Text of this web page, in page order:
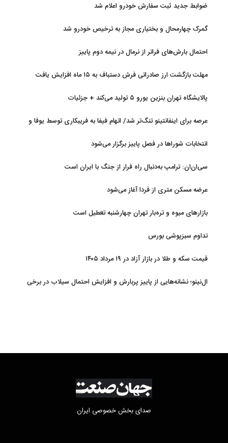
ضوابط جدید ثبت سفارش خودرو اعلام شد
گمرک چهارمحال و بختیاری مجاز به ترخیص خودرو شد
احتمال بارش‌های فراتر از نرمال در نیمه دوم پاییز
مهلت بازگشت ارز صادراتی فرش دستباف به ۱۵ ماه افزایش یافت
پالایشگاه تهران بنزین یورو ۵ تولید می‌کند + جزئیات
عرصه برای اینفانتینو تنگ‌تر شد/ اتهام فیفا به فریبکاری توسط یوفا و
انتخابات شوراها در فصل پاییز برگزار می‌شود
سی‌ان‌ان: ترامپ به‌دنبال راه فرار از جنگ با ایران است
عرضه مسکن متری از فردا آغاز می‌شود
بازارهای میوه و تره‌بار تهران چهارشنبه تعطیل است
تداوم سبزپوشی بورس
قیمت سکه و طلا در بازار آزاد در ۱۹ مرداد ۱۴۰۵
ال‌نینو؛ نشانه‌هایی از پاییز پربارش و افزایش احتمال سیلاب در برخی
صدای بخش خصوصی ایران